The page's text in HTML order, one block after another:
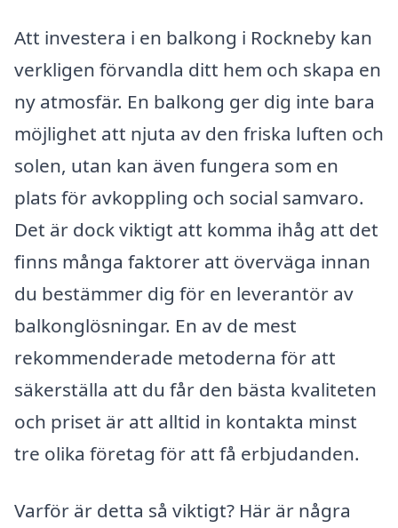
Att investera i en balkong i Rockneby kan
verkligen förvandla ditt hem och skapa en
ny atmosfär. En balkong ger dig inte bara
möjlighet att njuta av den friska luften och
solen, utan kan även fungera som en
plats för avkoppling och social samvaro.
Det är dock viktigt att komma ihåg att det
finns många faktorer att överväga innan
du bestämmer dig för en leverantör av
balkonglösningar. En av de mest
rekommenderade metoderna för att
säkerställa att du får den bästa kvaliteten
och priset är att alltid in kontakta minst
tre olika företag för att få erbjudanden.
Varför är detta så viktigt? Här är några